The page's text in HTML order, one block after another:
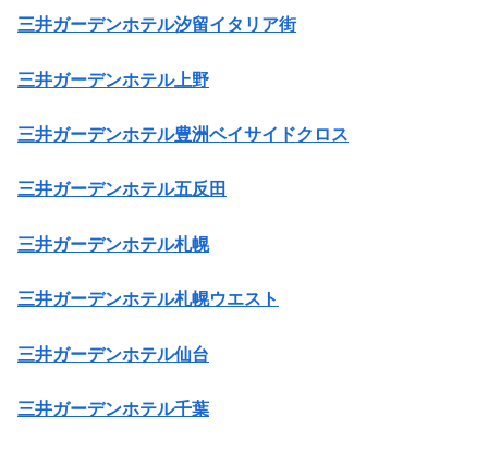
三井ガーデンホテル汐留イタリア街
三井ガーデンホテル上野
三井ガーデンホテル豊洲ベイサイドクロス
三井ガーデンホテル五反田
三井ガーデンホテル札幌
三井ガーデンホテル札幌ウエスト
三井ガーデンホテル仙台
三井ガーデンホテル千葉